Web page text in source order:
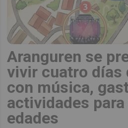
Aranguren se
vivir cuatro días
con música,
actividades
edades